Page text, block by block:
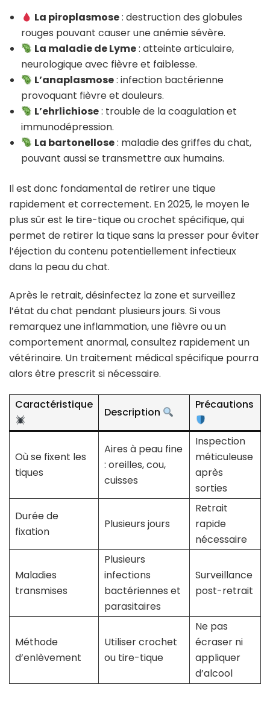
La piroplasmose: destruction des globules
rouges pouvant causer une anémie sévère.
La maladie de Lyme: atteinte articulaire,
neurologique avec fièvre et faiblesse.
L’anaplasmose: infection bactérienne
provoquant fièvre et douleurs.
L’ehrlichiose: trouble de la coagulation et
immunodépression.
La bartonellose: maladie des griffes du chat,
pouvant aussi se transmettre aux humains.
Il est donc fondamental de retirer une tique
rapidement et correctement. En 2025, le moyen le
plus sûr est le tire-tique ou crochet spécifique, qui
permet de retirer la tique sans la presser pour éviter
l’éjection du contenu potentiellement infectieux
dans la peau du chat.
Après le retrait, désinfectez la zone et surveillez
l’état du chat pendant plusieurs jours. Si vous
remarquez une inflammation, une fièvre ou un
comportement anormal, consultez rapidement un
vétérinaire. Un traitement médical spécifique pourra
alors être prescrit si nécessaire.
Caractéristique
Description
Précautions
Où se fixent les
tiques
Aires à peau fine
: oreilles, cou,
cuisses
Inspection
méticuleuse
après
sorties
Durée de
fixation
Plusieurs jours
Retrait
rapide
nécessaire
Maladies
transmises
Plusieurs
infections
bactériennes et
parasitaires
Surveillance
post-retrait
Méthode
d’enlèvement
Utiliser crochet
ou tire-tique
Ne pas
écraser ni
appliquer
d’alcool